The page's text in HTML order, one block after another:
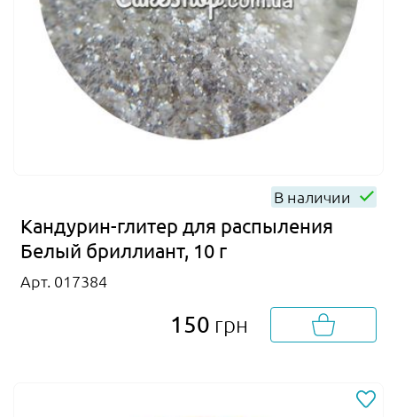
В наличии
Кандурин-глитер для распыления
Белый бриллиант, 10 г
Арт. 017384
150 грн